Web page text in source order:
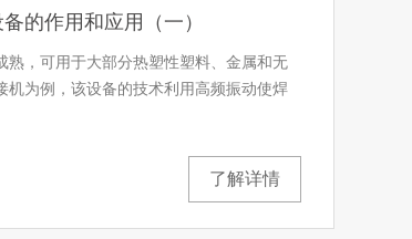
的作用和应用（一）
，可用于大部分热塑性塑料、金属和无
为例，该设备的技术利用高频振动使焊
了解详情